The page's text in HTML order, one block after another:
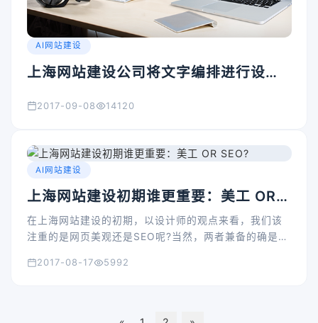
AI网站建设
上海网站建设公司将文字编排进行设计
2017-09-08 14120
AI网站建设
上海网站建设初期谁更重要：美工 OR
SEO?
在上海网站建设的初期，以设计师的观点来看，我们该
注重的是网页美观还是SEO呢?当然，两者兼备的确是最
有些企业网站建设人员资金不到位的时候或者对于个人
2017-08-17 5992